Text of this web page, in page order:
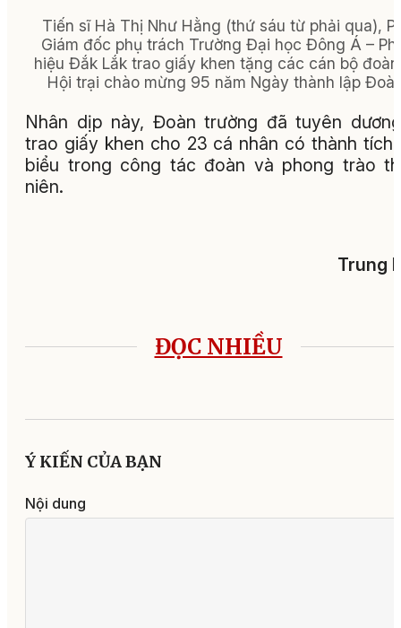
Tiến sĩ Hà Thị Như Hằng (thứ sáu từ phải qua),
Giám đốc phụ trách Trường Đại học Đông Á –
hiệu Đắk Lắk trao giấy khen tặng các cán bộ
Hội trại chào mừng 95 năm Ngày thành lập
Nhân dịp này, Đoàn trường đã tuyên
trao giấy khen cho 23 cá nhân có thành tích
biểu trong công tác đoàn và phong trào
niên.
Trung
ĐỌC NHIỀU
Ý KIẾN CỦA BẠN
Nội dung